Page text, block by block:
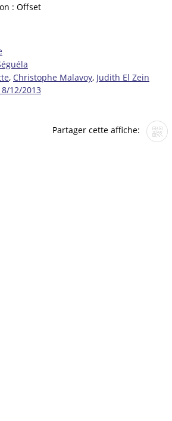
: Offset
, Christophe Malavoy, Judith El Zein
12/2013
Partager cette affiche: